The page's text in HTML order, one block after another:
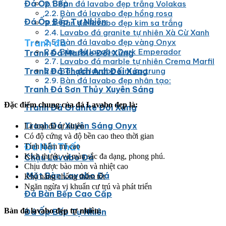
Đá Ốp Bếp
Đá Ốp Bếp Tự Nhiên
Tranh đá
Tranh Đá Marble Đối Xứng
Tranh Đá Thạch Anh Đối Xứng
Tranh Đá Sơn Thủy Xuyên Sáng
Tranh Đá Granite Đối Xứng
Tranh Đá Xuyên Sáng Onyx
Đá Nội Thất
Chậu Lavabo Đá
Mặt Bàn Lavabo Đá
Đá Bàn Bếp Cao Cấp
Đá Ốp Bếp Tự Nhiên
Bàn đá lavabo đẹp trắng Volakas
Bàn đá lavabo đẹp hồng rosa
Bàn đá lavabo đẹp kim sa trắng
Lavabo đá granite tự nhiên Xà Cừ Xanh
Bàn đá lavabo đẹp vàng Onyx
Bàn đá lavabo Dark Emperador
Lavabo đá marble tự nhiên Crema Marfil
Bàn đá lavabo kim sa trung
Bàn đá lavabo đẹp nhân tạo:
Đặc điểm chung của đá Lavabo đẹp là:
Là loại đá tự nhiên
Có độ cứng và độ bền cao theo thời gian
Tính thẩm mĩ cao
Kích thước và màu sắc đa dạng, phong phú.
Chịu được bào mòn và nhiệt cao
Khả năng chống thấm tốt
Ngăn ngừa vi khuẩn cư trú và phát triển
Bàn đá lavabo đẹp tự nhiên: